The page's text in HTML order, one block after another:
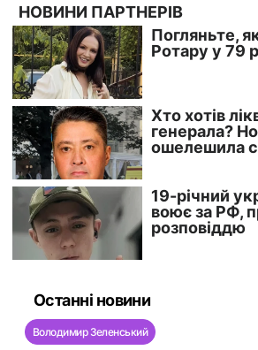
Останні новини
Володимир Зеленський